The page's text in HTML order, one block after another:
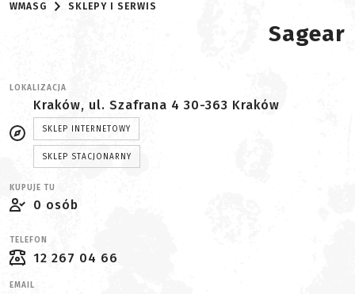
WMASG SKLEPY I SERWIS
Sagear
LOKALIZACJA
Kraków, ul. Szafrana 4 30-363 Kraków
SKLEP INTERNETOWY
SKLEP STACJONARNY
KUPUJE TU
0 osób
TELEFON
12 267 04 66
EMAIL